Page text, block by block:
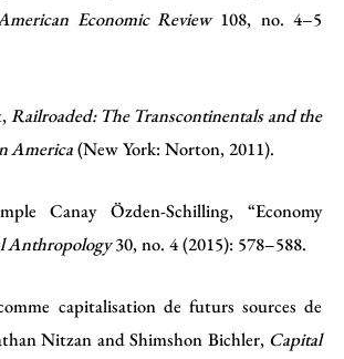
Economic Review108, no. 4–5
Railroaded: The Transcontinentals and the
America(New York: Norton, 2011).
Canay Özden-Schilling, “Economy
Anthropology30, no. 4 (2015): 578–588.
capitalisation de futurs sources de
Nitzan and Shimshon Bichler, Capital